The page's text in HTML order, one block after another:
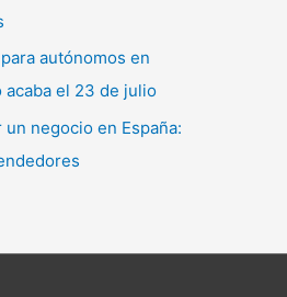
autónomos en
acaba el 23 de julio
un negocio en España: